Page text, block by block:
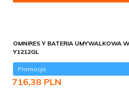
OMNIRES Y BATERIA UMYWALKOWA
Y1212GL
Promocja
716,38 PLN